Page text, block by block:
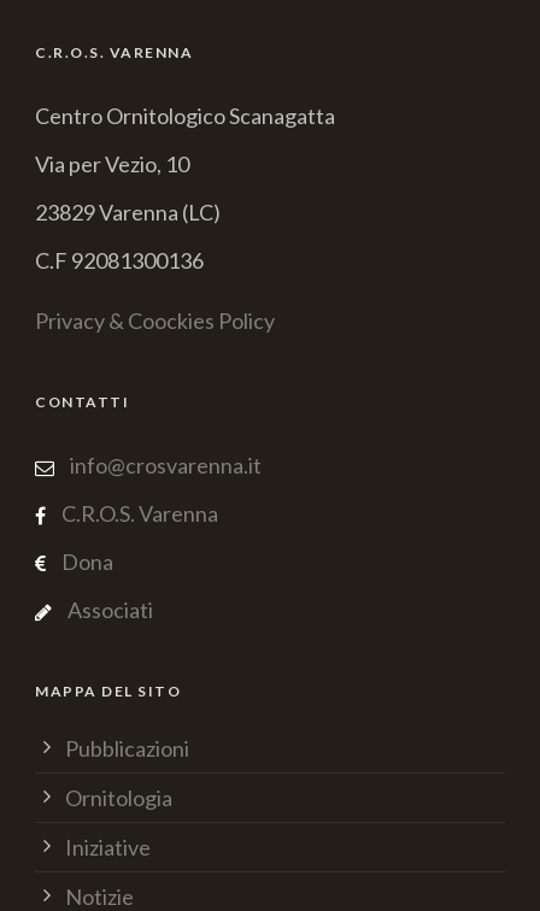
C.R.O.S. VARENNA
Centro Ornitologico Scanagatta
Via per Vezio, 10
23829 Varenna (LC)
C.F 92081300136
Privacy & Coockies Policy
CONTATTI
info@crosvarenna.it
C.R.O.S. Varenna
Dona
Associati
MAPPA DEL SITO
Pubblicazioni
Ornitologia
Iniziative
Notizie